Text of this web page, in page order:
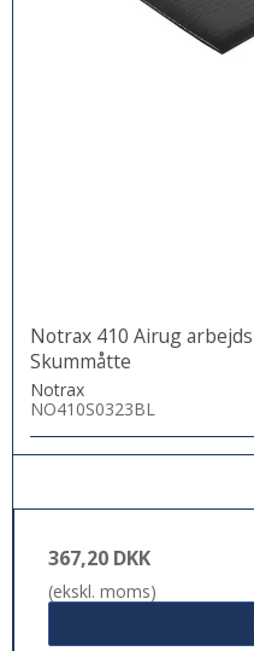
Notrax 410 Airug
Skummåtte
Notrax
NO410S0323BL
367,20 DKK
(ekskl. moms)